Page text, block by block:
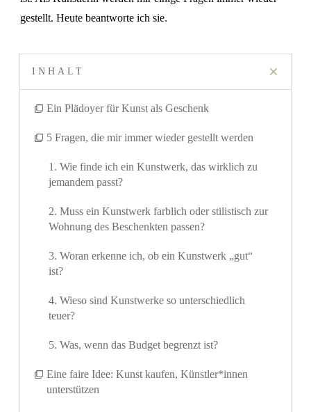
gestellt. Heute beantworte ich sie.
INHALT
Ein Plädoyer für Kunst als Geschenk
5 Fragen, die mir immer wieder gestellt werden
1. Wie finde ich ein Kunstwerk, das wirklich zu
jemandem passt?
2. Muss ein Kunstwerk farblich oder stilistisch zur
Wohnung des Beschenkten passen?
3. Woran erkenne ich, ob ein Kunstwerk „gut“
ist?
4. Wieso sind Kunstwerke so unterschiedlich
teuer?
5. Was, wenn das Budget begrenzt ist?
Eine faire Idee: Kunst kaufen, Künstler*innen
unterstützen